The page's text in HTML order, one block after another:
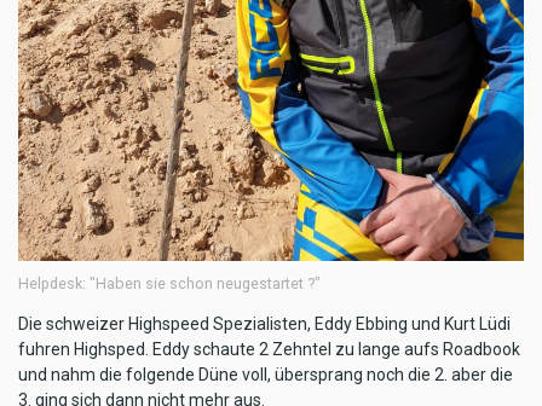
Helpdesk: "Haben sie schon neugestartet ?"
Die schweizer Highspeed Spezialisten, Eddy Ebbing und Kurt Lüdi
fuhren Highsped. Eddy schaute 2 Zehntel zu lange aufs Roadbook
und nahm die folgende Düne voll, übersprang noch die 2. aber die
3. ging sich dann nicht mehr aus.